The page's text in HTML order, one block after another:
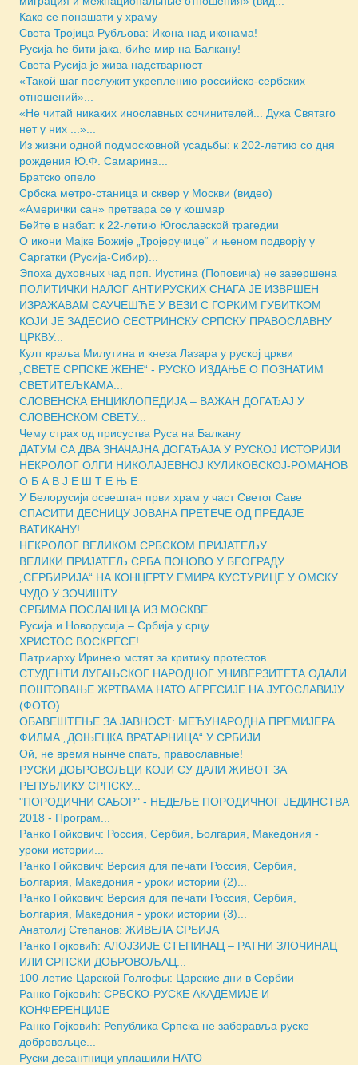
Како се понашати у храму
Света Тројица Рубљова: Икона над иконама!
Русија ће бити јака, биће мир на Балкану!
Света Русија је жива надстварност
«Такой шаг послужит укреплению российско-сербских
отношений»...
«Не читай никаких инославных сочинителей... Духа Святаго
нет у них ...»...
Из жизни одной подмосковной усадьбы: к 202-летию со дня
рождения Ю.Ф. Самарина...
Братско опело
Србска метро-станица и сквер у Москви (видео)
«Амерички сан» претвара се у кошмар
Бейте в набат: к 22-летию Югославской трагедии
О икони Мајке Божије „Тројеручице“ и њеном подворју у
Саргатки (Русија-Сибир)...
Эпоха духовных чад прп. Иустина (Поповича) не завершена
ПОЛИТИЧКИ НАЛОГ АНТИРУСКИХ СНАГА ЈЕ ИЗВРШЕН
ИЗРАЖАВАМ САУЧЕШЋЕ У ВЕЗИ С ГОРКИМ ГУБИТКОМ
КОЈИ ЈЕ ЗАДЕСИО СЕСТРИНСКУ СРПСКУ ПРАВОСЛАВНУ
ЦРКВУ...
Култ краља Милутина и кнеза Лазара у руској цркви
„СВЕТЕ СРПСКЕ ЖЕНЕ“ - РУСКО ИЗДАЊЕ О ПОЗНАТИМ
СВЕТИТЕЉКАМА...
СЛОВЕНСКА ЕНЦИКЛОПЕДИЈА – ВАЖАН ДОГАЂАЈ У
СЛОВЕНСКОМ СВЕТУ...
Чему страх од присуства Руса на Балкану
ДАТУМ СА ДВА ЗНАЧАЈНА ДОГАЂАЈА У РУСКОЈ ИСТОРИЈИ
НЕКРОЛОГ ОЛГИ НИКОЛАЈЕВНОЈ КУЛИКОВСКОЈ-РОМАНОВ
О Б А В Ј Е Ш Т Е Њ Е
У Белорусији освештан први храм у част Светог Саве
СПАСИТИ ДЕСНИЦУ ЈОВАНА ПРЕТЕЧЕ ОД ПРЕДАЈЕ
ВАТИКАНУ!
НЕКРОЛОГ ВЕЛИКОМ СРБСКОМ ПРИЈАТЕЉУ
ВЕЛИКИ ПРИЈАТЕЉ СРБА ПОНОВО У БЕОГРАДУ
„СЕРБИРИЈА“ НА КОНЦЕРТУ ЕМИРА КУСТУРИЦЕ У ОМСКУ
ЧУДО У ЗОЧИШТУ
СРБИМА ПОСЛАНИЦА ИЗ МОСКВЕ
Русија и Новорусија – Србија у срцу
ХРИСТОС ВОСКРЕСЕ!
Патриарху Иринею мстят за критику протестов
СТУДЕНТИ ЛУГАЊСКОГ НАРОДНОГ УНИВЕРЗИТЕТА ОДАЛИ
ПОШТОВАЊЕ ЖРТВАМА НАТО АГРЕСИЈЕ НА ЈУГОСЛАВИЈУ
(ФОТО)...
ОБАВЕШТЕЊЕ ЗА ЈАВНОСТ: МЕЂУНАРОДНА ПРЕМИЈЕРА
ФИЛМА „ДОЊЕЦКА ВРАТАРНИЦА“ У СРБИЈИ....
Ой, не время нынче спать, православные!
РУСКИ ДОБРОВОЉЦИ КОЈИ СУ ДАЛИ ЖИВОТ ЗА
РЕПУБЛИКУ СРПСКУ...
"ПОРОДИЧНИ САБОР" - НЕДЕЉE ПОРОДИЧНОГ ЈЕДИНСТВА
2018 - Програм...
Ранко Гойкович: Россия, Сербия, Болгария, Македония -
уроки истории...
Ранко Гойкович: Версия для печати Россия, Сербия,
Болгария, Македония - уроки истории (2)...
Ранко Гойкович: Версия для печати Россия, Сербия,
Болгария, Македония - уроки истории (3)...
Анатолиј Степанов: ЖИВЕЛА СРБИЈА
Ранко Гојковић: АЛОЈЗИЈЕ СТЕПИНАЦ – РАТНИ ЗЛОЧИНАЦ
ИЛИ СРПСКИ ДОБРОВОЉАЦ...
100-летие Царской Голгофы: Царские дни в Сербии
Ранко Гојковић: СРБСКО-РУСКЕ АКАДЕМИЈЕ И
КОНФЕРЕНЦИЈЕ
Ранко Гојковић: Република Српска не заборавља руске
добровољце...
Руски десантници уплашили НАТО